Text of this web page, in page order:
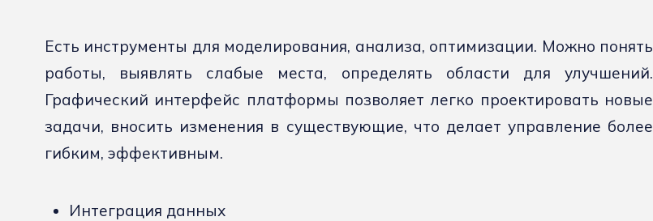
Есть инструменты для моделирования, анализа, оптимизации. Можно понять
работы, выявлять слабые места, определять области для улучшений.
Графический интерфейс платформы позволяет легко проектировать новые
задачи, вносить изменения в существующие, что делает управление более
гибким, эффективным.
Интеграция данных